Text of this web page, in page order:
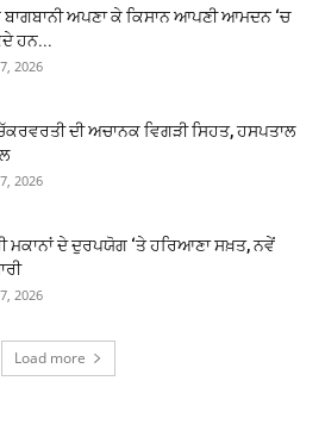
ਬਾਗਬਾਨੀ ਅਪਣਾ ਕੇ ਕਿਸਾਨ ਆਪਣੀ ਆਮਦਨ ‘ਚ
ਹਨ...
2026
ਦੀ ਅਚਾਨਕ ਵਿਗੜੀ ਸਿਹਤ, ਹਸਪਤਾਲ
2026
ਮਕਾਨਾਂ ਦੇ ਦੁਰਪਯੋਗ ‘ਤੇ ਹਰਿਆਣਾ ਸਖ਼ਤ, ਨਵੇਂ
2026
Load more